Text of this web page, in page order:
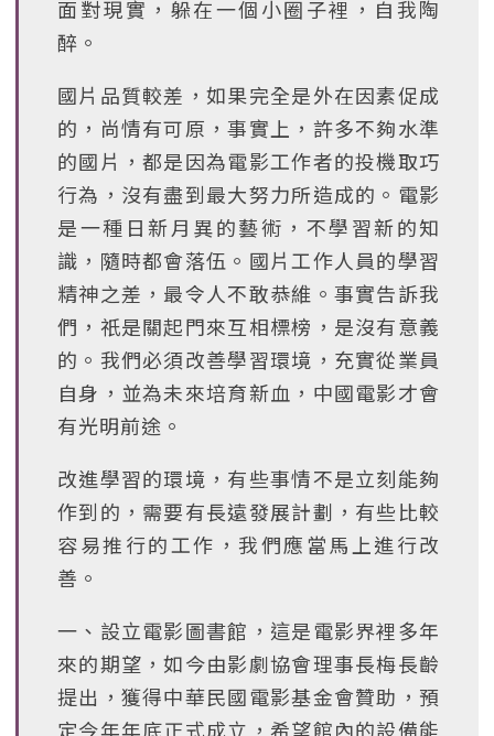
面對現實，躲在一個小圈子裡，自我陶
醉。
國片品質較差，如果完全是外在因素促成
的，尚情有可原，事實上，許多不夠水準
的國片，都是因為電影工作者的投機取巧
行為，沒有盡到最大努力所造成的。電影
是一種日新月異的藝術，不學習新的知
識，隨時都會落伍。國片工作人員的學習
精神之差，最令人不敢恭維。事實告訴我
們，祇是關起門來互相標榜，是沒有意義
的。我們必須改善學習環境，充實從業員
自身，並為未來培育新血，中國電影才會
有光明前途。
改進學習的環境，有些事情不是立刻能夠
作到的，需要有長遠發展計劃，有些比較
容易推行的工作，我們應當馬上進行改
善。
一、設立電影圖書館，這是電影界裡多年
來的期望，如今由影劇協會理事長梅長齡
提出，獲得中華民國電影基金會贊助，預
定今年年底正式成立，希望館內的設備能